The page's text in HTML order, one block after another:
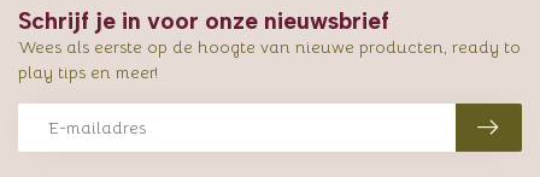
Schrijf je in voor onze nieuwsbrief
Wees als eerste op de hoogte van nieuwe producten, ready to
play tips en meer!